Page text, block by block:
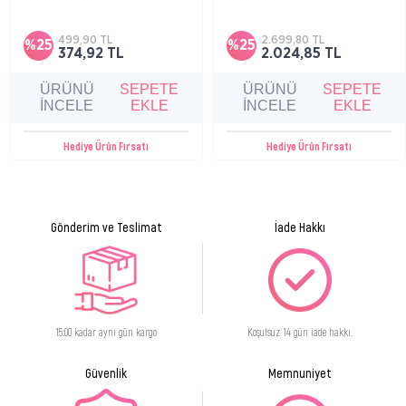
Ürün Formu
yüz, dudak balsamı.
%25
374,92 TL
499,90 TL
Hediye Ürün Fırsatı
ÜRÜNÜ
İNCELE
SEPETE
EKLE
nemlendirir, yatıştırır ve kuruluk kaynaklı
rahatsızlık hissini azaltmaya yardımcı olur.
%25
2.024,85 TL
2.699,80 TL
Hediye Ürün Fırsatı
ÜRÜNÜ
İNCELE
SEPETE
EKLE
Gönderim ve Teslimat
15:00 kadar aynı gün kargo
İade Hakkı
Koşulsuz 14 gün iade hakkı.
Güvenlik Memnuniyet